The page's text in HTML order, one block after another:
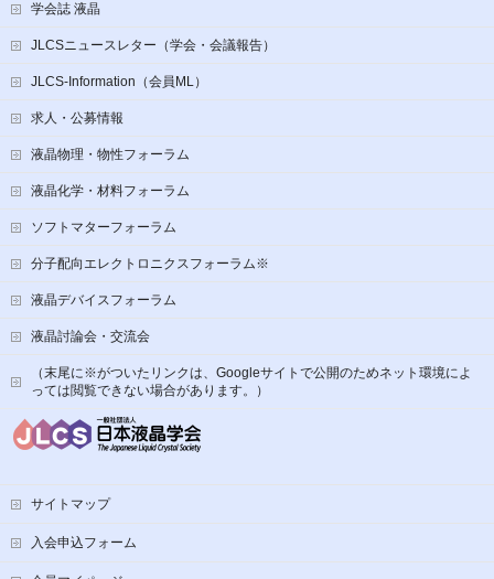
学会誌 液晶
JLCSニュースレター（学会・会議報告）
JLCS-Information（会員ML）
求人・公募情報
液晶物理・物性フォーラム
液晶化学・材料フォーラム
ソフトマターフォーラム
分子配向エレクトロニクスフォーラム※
液晶デバイスフォーラム
液晶討論会・交流会
（末尾に※がついたリンクは、Googleサイトで公開のためネット環境によ
っては閲覧できない場合があります。）
サイトマップ
入会申込フォーム